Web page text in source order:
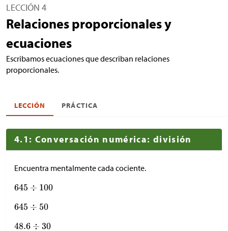
LECCIÓN 4
Relaciones proporcionales y
ecuaciones
Escribamos ecuaciones que describan relaciones
proporcionales.
LECCIÓN PRÁCTICA
4.1: Conversación numérica: división
Encuentra mentalmente cada cociente.